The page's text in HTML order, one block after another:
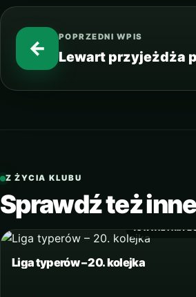
← POPRZEDNI WPIS
Lewart przyjeżdża
Z ŻYCIA KLUBU
Sprawdź też
13 KWIETNIA
Liga typerów – 20. kolejka